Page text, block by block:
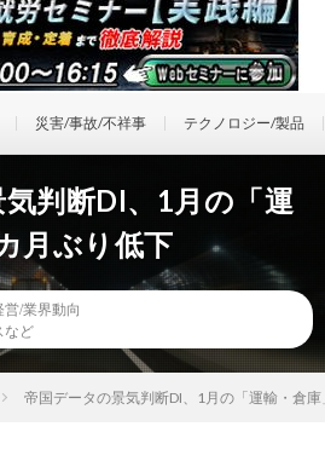
災害/事故/不祥事 テクノロジー/製品
判断DI、1月の「運
月ぶり低下
営/業界動向
など
帝国データの景気判断DI、1月の「運輸・倉